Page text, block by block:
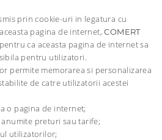
prin cookie-uri in legatura cu
pagina de internet,COMERT
ca aceasta pagina de internet sa
pentru utilizatori.
permite memorarea si personalizarea
de catre utilizatorii acestei
o pagina de internet;
preturi sau tarife;
utilizatorilor;